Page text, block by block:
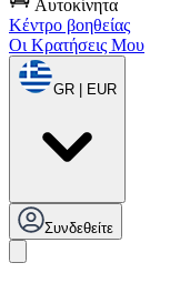
Αυτοκίνητα
Κέντρο βοηθείας
Οι Κρατήσεις Μου
GR | EUR
Συνδεθείτε